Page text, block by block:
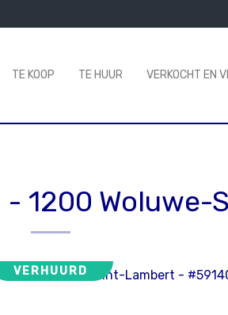
TE KOOP TE HUUR VERKOCHT EN
- 1200
VERHUURD